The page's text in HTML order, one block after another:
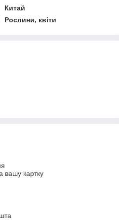
Китай
Рослини, квіти
вашу картку